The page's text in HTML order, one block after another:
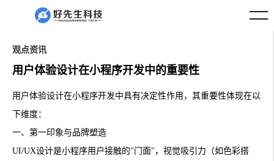
观点资讯
用户体验设计在小程序开发中的重要性
用户体验设计在小程序开发中具有决定性作用，其重要性体现在以
下维度：
一、第一印象与品牌塑造
UI/UX设计是小程序用户接触的"门面"，视觉吸引力（如色彩搭